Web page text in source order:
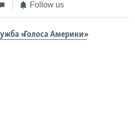
Follow us
«Голоса Америки»